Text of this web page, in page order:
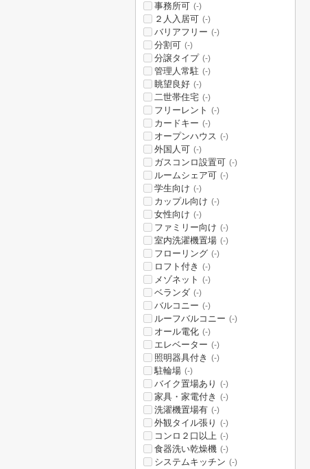
事務所可 (-)
２人入居可 (-)
バリアフリー (-)
分割可 (-)
分譲タイプ (-)
管理人常駐 (-)
眺望良好 (-)
二世帯住宅 (-)
フリーレント (-)
カードキー (-)
オープンハウス (-)
外国人可 (-)
ガスコンロ設置可 (-)
ルームシェア可 (-)
学生向け (-)
カップル向け (-)
女性向け (-)
ファミリー向け (-)
室内洗濯機置場 (-)
フローリング (-)
ロフト付き (-)
メゾネット (-)
ベランダ (-)
バルコニー (-)
ルーフバルコニー (-)
オール電化 (-)
エレベーター (-)
照明器具付き (-)
駐輪場 (-)
バイク置場あり (-)
家具・家電付き (-)
洗濯機置場有 (-)
外観タイル張り (-)
コンロ２口以上 (-)
食器洗い乾燥機 (-)
システムキッチン (-)